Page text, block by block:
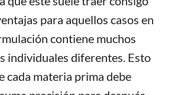
para aquellos casos en
contiene muchos
individuales diferentes. Esto
cada materia prima debe